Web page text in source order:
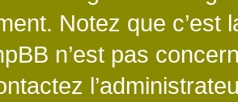
Notez que c’est
n’est pas